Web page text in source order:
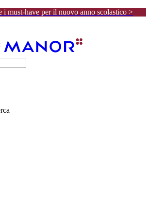
i must-have per il nuovo anno scolastico >